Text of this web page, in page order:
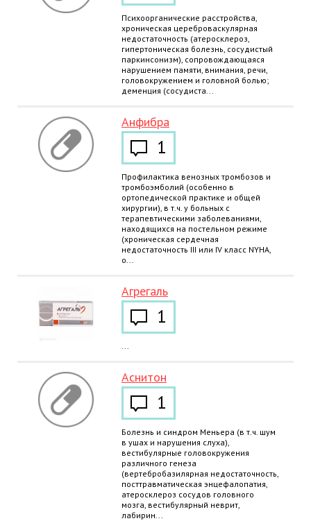
Психоорганические расстройства,
хроническая цереброваскулярная
недостаточность (атеросклероз,
гипертоническая болезнь, сосудистый
паркинсонизм), сопровождающаяся
нарушением памяти, внимания, речи,
головокружением и головной болью;
деменция (сосудиста...
Анфибра
1
Профилактика венозных тромбозов и
тромбоэмболий (особенно в
ортопедической практике и общей
хирургии), в т.ч. у больных с
терапевтическими заболеваниями,
находящихся на постельном режиме
(хроническая сердечная
недостаточность III или IV класс NYHA,
о...
Агрегаль
1
...
Аснитон
1
Болезнь и синдром Меньера (в т.ч. шум
в ушах и нарушения слуха),
вестибулярные головокружения
различного генеза
(вертебробазилярная недостаточность,
посттравматическая энцефалопатия,
атеросклероз сосудов головного
мозга, вестибулярный неврит,
лабирин...